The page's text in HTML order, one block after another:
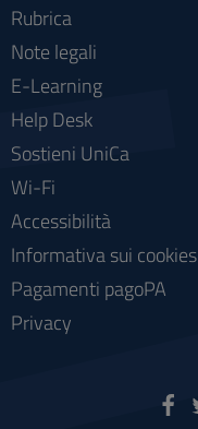
Rubrica
Note legali
E-Learning
Help Desk
Sostieni UniCa
Wi-Fi
Accessibilità
Informativa sui cookies
Pagamenti pagoPA
Privacy